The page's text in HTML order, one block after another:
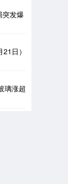
突发爆
日）
璃涨超